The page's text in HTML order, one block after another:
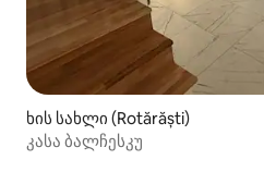
ხის სახლი (Rotărăști)
კასა ბალჩესკუ